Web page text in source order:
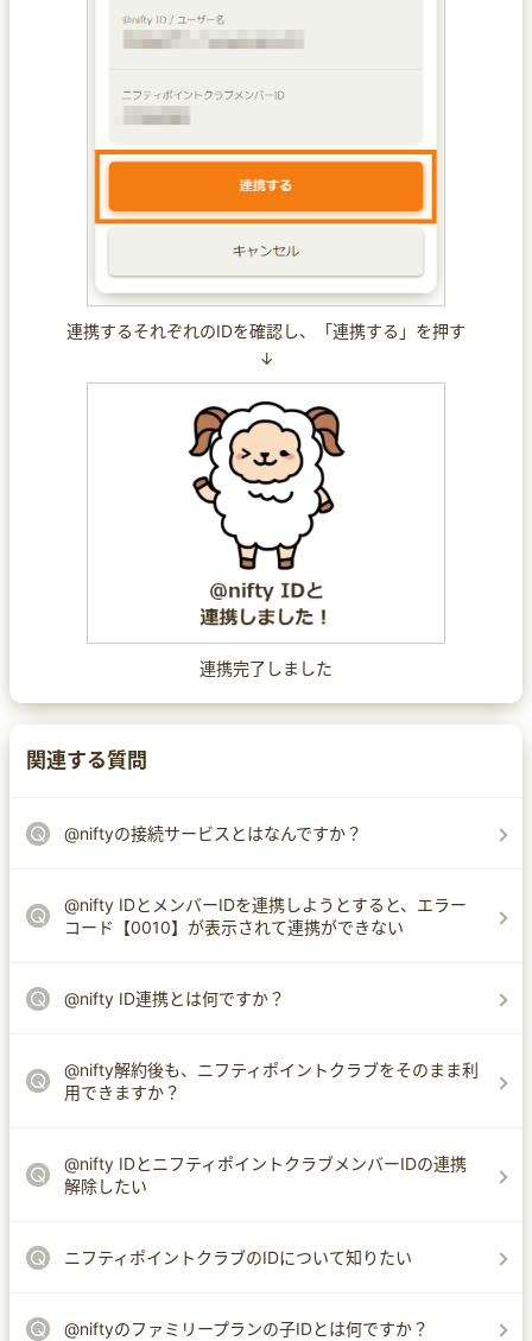
連携するそれぞれのIDを確認し、「連携する」を押す
↓
連携完了しました
関連する質問
@niftyの接続サービスとはなんですか？
@nifty IDとメンバーIDを連携しようとすると、エラー
コード【0010】が表示されて連携ができない
@nifty ID連携とは何ですか？
@nifty解約後も、ニフティポイントクラブをそのまま利
用できますか？
@nifty IDとニフティポイントクラブメンバーIDの連携
解除したい
ニフティポイントクラブのIDについて知りたい
@niftyのファミリープランの子IDとは何ですか？